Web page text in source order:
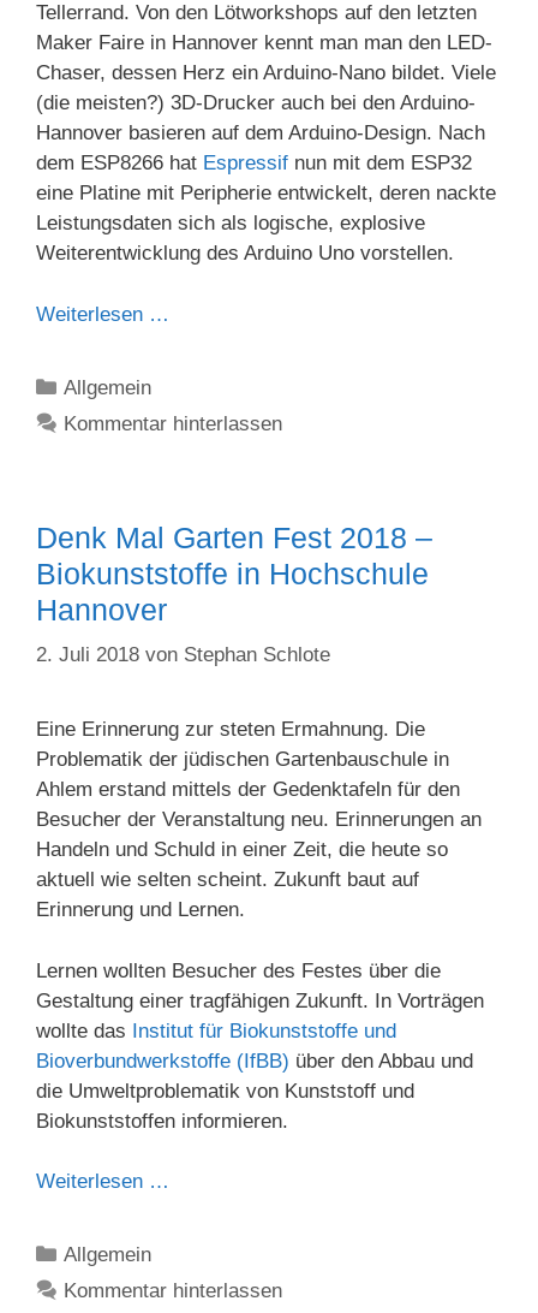
Tellerrand. Von den Lötworkshops auf den letzten
Maker Faire in Hannover kennt man man den LED-
Chaser, dessen Herz ein Arduino-Nano bildet. Viele
(die meisten?) 3D-Drucker auch bei den Arduino-
Hannover basieren auf dem Arduino-Design. Nach
dem ESP8266 hat Espressif nun mit dem ESP32
eine Platine mit Peripherie entwickelt, deren nackte
Leistungsdaten sich als logische, explosive
Weiterentwicklung des Arduino Uno vorstellen.
Weiterlesen …
Kategorien
Allgemein
Kommentar hinterlassen
Denk Mal Garten Fest 2018 –
Biokunststoffe in Hochschule
Hannover
2. Juli 2018 von Stephan Schlote
Eine Erinnerung zur steten Ermahnung. Die
Problematik der jüdischen Gartenbauschule in
Ahlem erstand mittels der Gedenktafeln für den
Besucher der Veranstaltung neu. Erinnerungen an
Handeln und Schuld in einer Zeit, die heute so
aktuell wie selten scheint. Zukunft baut auf
Erinnerung und Lernen.
Lernen wollten Besucher des Festes über die
Gestaltung einer tragfähigen Zukunft. In Vorträgen
wollte das Institut für Biokunststoffe und
Bioverbundwerkstoffe (IfBB) über den Abbau und
die Umweltproblematik von Kunststoff und
Biokunststoffen informieren.
Weiterlesen …
Kategorien
Allgemein
Kommentar hinterlassen